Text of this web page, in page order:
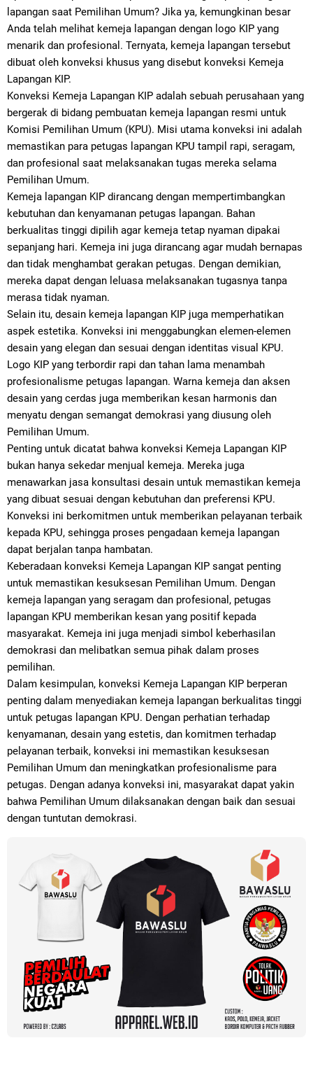
lapangan saat Pemilihan Umum? Jika ya, kemungkinan besar
Anda telah melihat kemeja lapangan dengan logo KIP yang
menarik dan profesional. Ternyata, kemeja lapangan tersebut
dibuat oleh konveksi khusus yang disebut konveksi Kemeja
Lapangan KIP.
Konveksi Kemeja Lapangan KIP adalah sebuah perusahaan yang
bergerak di bidang pembuatan kemeja lapangan resmi untuk
Komisi Pemilihan Umum (KPU). Misi utama konveksi ini adalah
memastikan para petugas lapangan KPU tampil rapi, seragam,
dan profesional saat melaksanakan tugas mereka selama
Pemilihan Umum.
Kemeja lapangan KIP dirancang dengan mempertimbangkan
kebutuhan dan kenyamanan petugas lapangan. Bahan
berkualitas tinggi dipilih agar kemeja tetap nyaman dipakai
sepanjang hari. Kemeja ini juga dirancang agar mudah bernapas
dan tidak menghambat gerakan petugas. Dengan demikian,
mereka dapat dengan leluasa melaksanakan tugasnya tanpa
merasa tidak nyaman.
Selain itu, desain kemeja lapangan KIP juga memperhatikan
aspek estetika. Konveksi ini menggabungkan elemen-elemen
desain yang elegan dan sesuai dengan identitas visual KPU.
Logo KIP yang terbordir rapi dan tahan lama menambah
profesionalisme petugas lapangan. Warna kemeja dan aksen
desain yang cerdas juga memberikan kesan harmonis dan
menyatu dengan semangat demokrasi yang diusung oleh
Pemilihan Umum.
Penting untuk dicatat bahwa konveksi Kemeja Lapangan KIP
bukan hanya sekedar menjual kemeja. Mereka juga
menawarkan jasa konsultasi desain untuk memastikan kemeja
yang dibuat sesuai dengan kebutuhan dan preferensi KPU.
Konveksi ini berkomitmen untuk memberikan pelayanan terbaik
kepada KPU, sehingga proses pengadaan kemeja lapangan
dapat berjalan tanpa hambatan.
Keberadaan konveksi Kemeja Lapangan KIP sangat penting
untuk memastikan kesuksesan Pemilihan Umum. Dengan
kemeja lapangan yang seragam dan profesional, petugas
lapangan KPU memberikan kesan yang positif kepada
masyarakat. Kemeja ini juga menjadi simbol keberhasilan
demokrasi dan melibatkan semua pihak dalam proses
pemilihan.
Dalam kesimpulan, konveksi Kemeja Lapangan KIP berperan
penting dalam menyediakan kemeja lapangan berkualitas tinggi
untuk petugas lapangan KPU. Dengan perhatian terhadap
kenyamanan, desain yang estetis, dan komitmen terhadap
pelayanan terbaik, konveksi ini memastikan kesuksesan
Pemilihan Umum dan meningkatkan profesionalisme para
petugas. Dengan adanya konveksi ini, masyarakat dapat yakin
bahwa Pemilihan Umum dilaksanakan dengan baik dan sesuai
dengan tuntutan demokrasi.